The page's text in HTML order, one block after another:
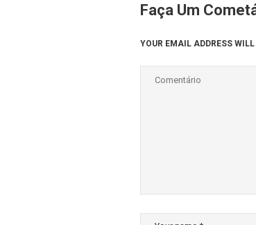
Faça Um
YOUR EMAIL ADDRESS